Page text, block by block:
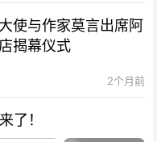
使与作家莫言出席阿
揭幕仪式
2个月前
了！